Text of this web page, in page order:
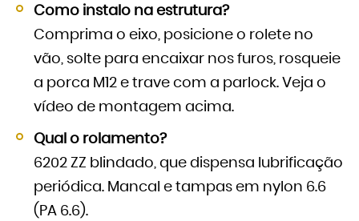
Como instalo na estrutura?
Comprima o eixo, posicione o rolete no
vão, solte para encaixar nos furos, rosqueie
a porca M12 e trave com a parlock. Veja o
vídeo de montagem acima.
Qual o rolamento?
6202 ZZ blindado, que dispensa lubrificação
periódica. Mancal e tampas em nylon 6.6
(PA 6.6).